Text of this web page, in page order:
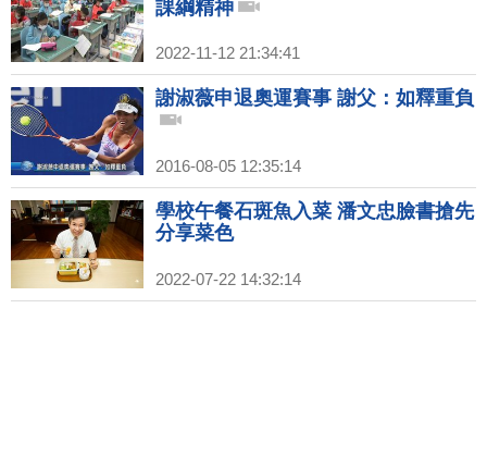
課綱精神
2022-11-12 21:34:41
謝淑薇申退奧運賽事 謝父：如釋重負
2016-08-05 12:35:14
學校午餐石斑魚入菜 潘文忠臉書搶先
分享菜色
2022-07-22 14:32:14